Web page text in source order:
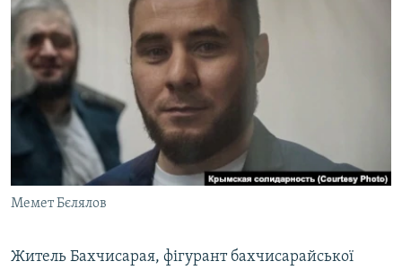
ВСЕ ЗА ДЕНЬ
СПЕЦПРОЕКТИ
ДЕПОРТАЦІЯ
ВІДЕОУРОКИ «ELIFBE»
СВІДЧЕННЯ ОКУПАЦІЇ
УКРАЇНСЬКА ПРОБЛЕМА КРИМУ
ІНФОГРАФІКА
ЯК ОБІЙТИ БЛОКУВАННЯ
Русский
Qırımtatar
ДОЛУЧАЙСЯ!
Мемет Бєлялов
Житель Бахчисарая, фігурант бахчисарайської